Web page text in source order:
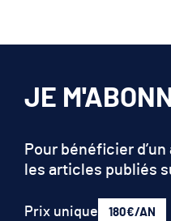
JE
Pour bénéficier
les articles publiés
Prix unique 180€/AN